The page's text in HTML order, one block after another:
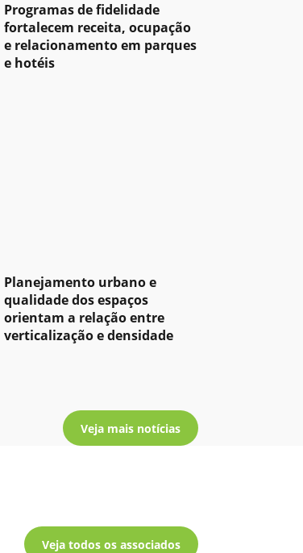
Programas de fidelidade
fortalecem receita, ocupação
e relacionamento em parques
e hotéis
Planejamento urbano e
qualidade dos espaços
orientam a relação entre
verticalização e densidade
Veja mais notícias
Veja todos os associados